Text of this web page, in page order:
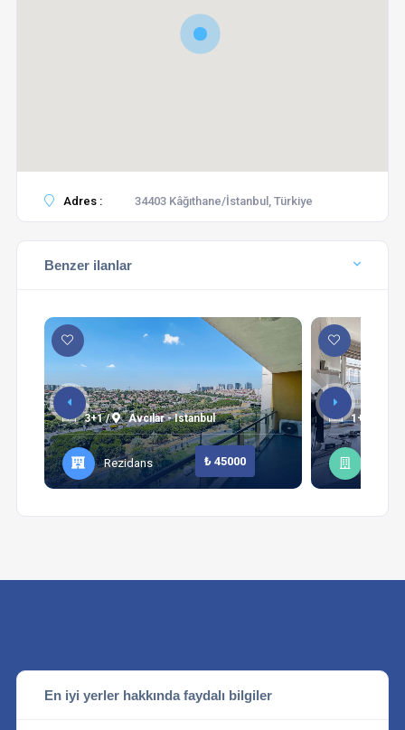
Adres : 34403 Kâğıthane/İstanbul, Türkiye
Benzer ilanlar
3+1 / Avcılar - Istanbul
Rezidans ₺ 45000
1+1 /
En iyi yerler hakkında faydalı bilgiler